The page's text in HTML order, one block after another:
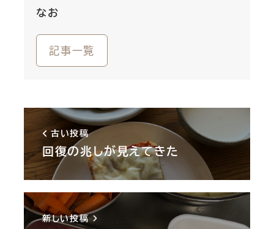
なお
記事一覧
古い投稿
回復の兆しが見えてきた
新しい投稿